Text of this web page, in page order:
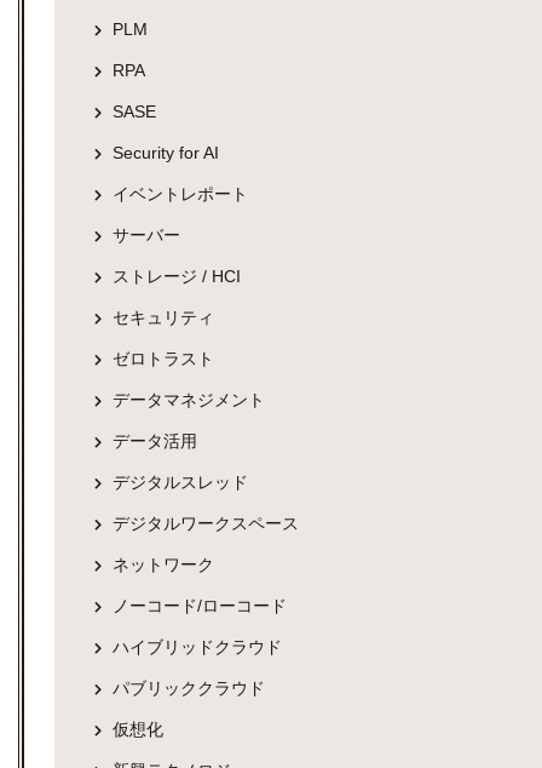
PLM
RPA
SASE
Security for AI
イベントレポート
サーバー
ストレージ / HCI
セキュリティ
ゼロトラスト
データマネジメント
データ活用
デジタルスレッド
デジタルワークスペース
ネットワーク
ノーコード/ローコード
ハイブリッドクラウド
パブリッククラウド
仮想化